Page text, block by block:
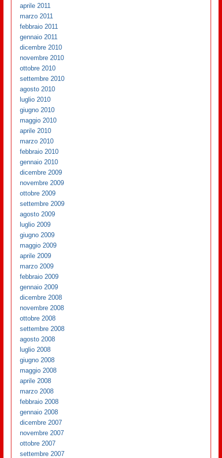
aprile 2011
marzo 2011
febbraio 2011
gennaio 2011
dicembre 2010
novembre 2010
ottobre 2010
settembre 2010
agosto 2010
luglio 2010
giugno 2010
maggio 2010
aprile 2010
marzo 2010
febbraio 2010
gennaio 2010
dicembre 2009
novembre 2009
ottobre 2009
settembre 2009
agosto 2009
luglio 2009
giugno 2009
maggio 2009
aprile 2009
marzo 2009
febbraio 2009
gennaio 2009
dicembre 2008
novembre 2008
ottobre 2008
settembre 2008
agosto 2008
luglio 2008
giugno 2008
maggio 2008
aprile 2008
marzo 2008
febbraio 2008
gennaio 2008
dicembre 2007
novembre 2007
ottobre 2007
settembre 2007